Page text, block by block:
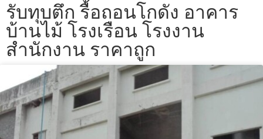
รับทุบตึก รื้อถอนโกดัง อาคาร
บ้านไม้ โรงเรือน โรงงาน
สำนักงาน ราคาถูก